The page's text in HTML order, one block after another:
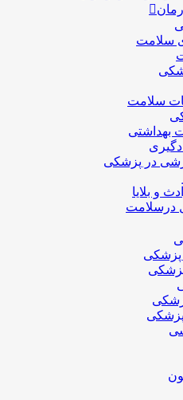
سلامت
سلامت
بهداشتی
در پزشکی
و بلایا
درسلامت
پزشكی